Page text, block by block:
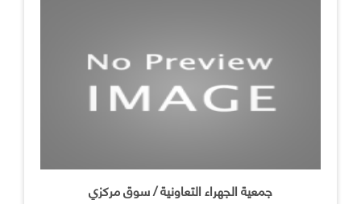
جمعية الجهراء التعاونية / سوق مركزي